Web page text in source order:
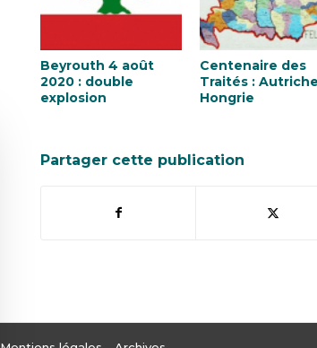
Beyrouth 4 août
2020 : double
explosion
Centenaire des
Traités :
Hongrie
Partager cette publication